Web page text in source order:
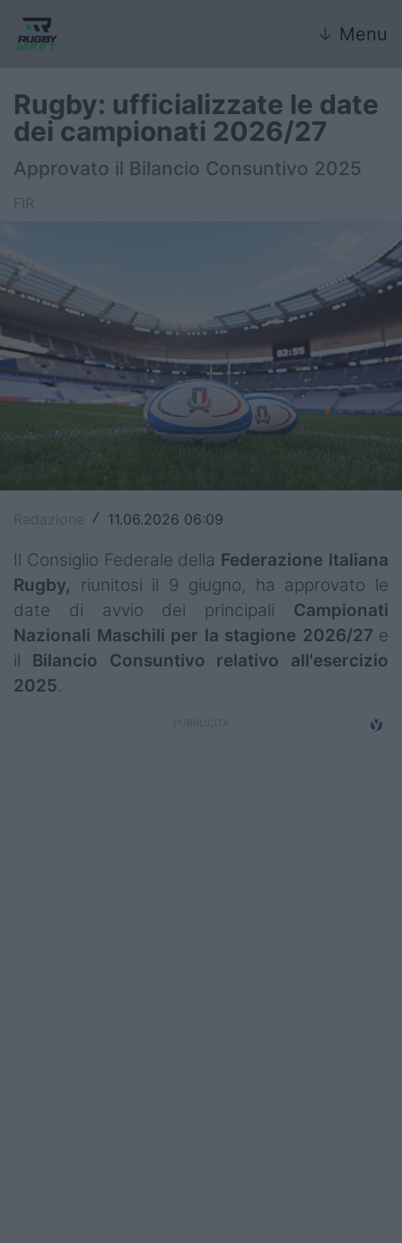
↓ Menu
FIR
Internazionale
6 Nazioni
United Rugby Championship
Top14
Champions Cup
World Rugby
Rugby World Cup
Super Rugby
Rugby: ufficializzate le date
dei campionati 2026/27
Approvato il Bilancio Consuntivo 2025
FIR
Redazione / 11.06.2026 06:09
Il Consiglio Federale della Federazione Italiana
Rugby, riunitosi il 9 giugno, ha approvato le
date di avvio dei principali Campionati
Nazionali Maschili per la stagione 2026/27 e
il Bilancio Consuntivo relativo all'esercizio
2025.